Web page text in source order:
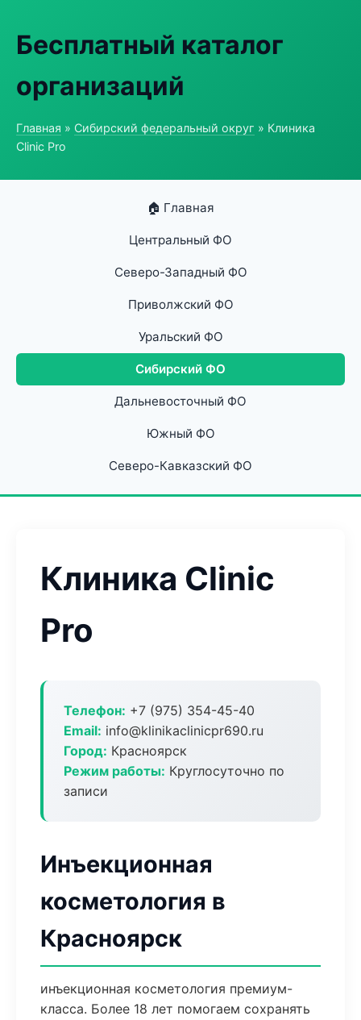
Бесплатный каталог
организаций
Главная » Сибирский федеральный округ » Клиника
Clinic Pro
🏠 Главная
Центральный ФО
Северо-Западный ФО
Приволжский ФО
Уральский ФО
Сибирский ФО
Дальневосточный ФО
Южный ФО
Северо-Кавказский ФО
Клиника Clinic
Pro
Телефон: +7 (975) 354-45-40
Email: info@klinikaclinicpr690.ru
Город: Красноярск
Режим работы: Круглосуточно по
записи
Инъекционная
косметология в
Красноярск
инъекционная косметология премиум-
класса. Более 18 лет помогаем сохранять